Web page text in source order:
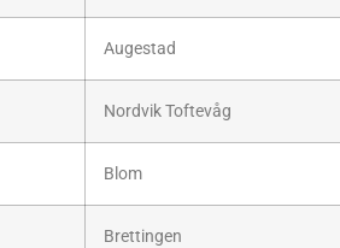
Augestad
Nordvik Toftevåg
Blom
Brettingen